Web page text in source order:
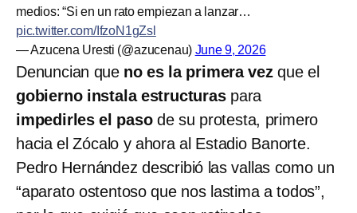
medios: “Si en un rato empiezan a lanzar…
pic.twitter.com/IfzoN1gZsl
— Azucena Uresti (@azucenau) June 9, 2026
Denuncian que no es la primera vezque el
gobierno instala estructuras para
impedirles el pasode su protesta, primero
hacia el Zócalo y ahora al Estadio Banorte.
Pedro Hernández describió las vallas como un
“aparato ostentoso que nos lastima a todos”,